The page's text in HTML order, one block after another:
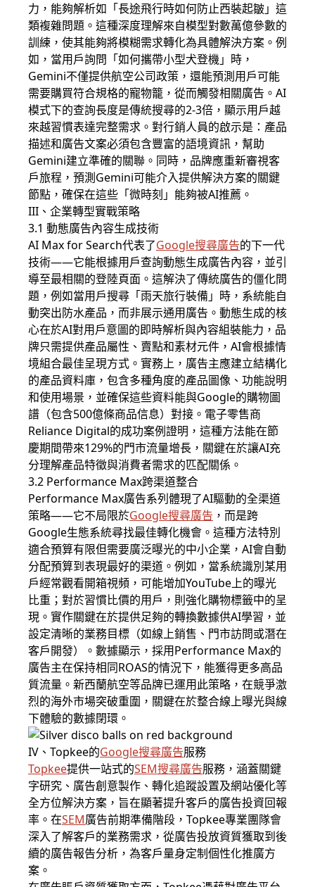
力，能夠解析如「長途飛行時如何防止西裝起皺」這
類複雜問題。這種深度理解來自模型對數萬億參數的
訓練，使其能夠將模糊需求轉化為具體解決方案。例
如，當用戶詢問「如何攜帶小型犬登機」時，
Gemini不僅提供航空公司政策，還能預測用戶可能
需要購買符合規格的寵物籠，從而觸發相關廣告。AI
模式下的查詢長度是傳統搜尋的2-3倍，顯示用戶越
來越習慣表達完整需求。對行銷人員的啟示是：產品
描述和廣告文案必須包含豐富的語境資訊，幫助
Gemini建立準確的關聯。同時，品牌應重新審視客
戶旅程，預測Gemini可能介入提供解決方案的關鍵
節點，確保在這些「微時刻」能夠被AI推薦。
III、企業轉型實戰策略
3.1 動態廣告內容生成技術
AI Max for Search代表了Google搜尋廣告的下一代
技術——它能根據用戶查詢動態生成廣告內容，並引
導至最相關的登陸頁面。這解決了傳統廣告的僵化問
題，例如當用戶搜尋「雨天旅行裝備」時，系統能自
動突出防水產品，而非展示通用廣告。動態生成的核
心在於AI對用戶意圖的即時解析與內容組裝能力，品
牌只需提供產品屬性、賣點和素材元件，AI會根據情
境組合最佳呈現方式。實務上，廣告主應建立結構化
的產品資料庫，包含多種角度的產品圖像、功能說明
和使用場景，並確保這些資料能與Google的購物圖
譜（包含500億條商品信息）對接。電子零售商
Reliance Digital的成功案例證明，這種方法能在節
慶期間帶來129%的門市流量增長，關鍵在於讓AI充
分理解產品特徵與消費者需求的匹配關係。
3.2 Performance Max跨渠道整合
Performance Max廣告系列體現了AI驅動的全渠道
策略——它不局限於Google搜尋廣告 ，而是跨
Google生態系統尋找最佳轉化機會。這種方法特別
適合預算有限但需要廣泛曝光的中小企業，AI會自動
分配預算到表現最好的渠道。例如，當系統識別某用
戶經常觀看開箱視頻，可能增加YouTube上的曝光
比重；對於習慣比價的用戶，則強化購物標籤中的呈
現。實作關鍵在於提供足夠的轉換數據供AI學習，並
設定清晰的業務目標（如線上銷售、門市訪問或潛在
客戶開發）。數據顯示，採用Performance Max的
廣告主在保持相同ROAS的情況下，能獲得更多高品
質流量。新西蘭航空等品牌已運用此策略，在競爭激
烈的海外市場突破重圍，關鍵在於整合線上曝光與線
下體驗的數據閉環。
IV、Topkee的Google搜尋廣告服務
Topkee提供一站式的SEM搜尋廣告服務，涵蓋關鍵
字研究、廣告創意製作、轉化追蹤設置及網站優化等
全方位解決方案，旨在顯著提升客戶的廣告投資回報
率。在SEM廣告前期準備階段，Topkee專業團隊會
深入了解客戶的業務需求，從廣告投放資質獲取到後
續的廣告報告分析，為客戶量身定制個性化推廣方
案。